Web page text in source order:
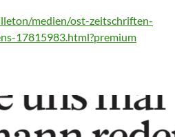
medien/ost-zeitschriften-
17815983.html?premium